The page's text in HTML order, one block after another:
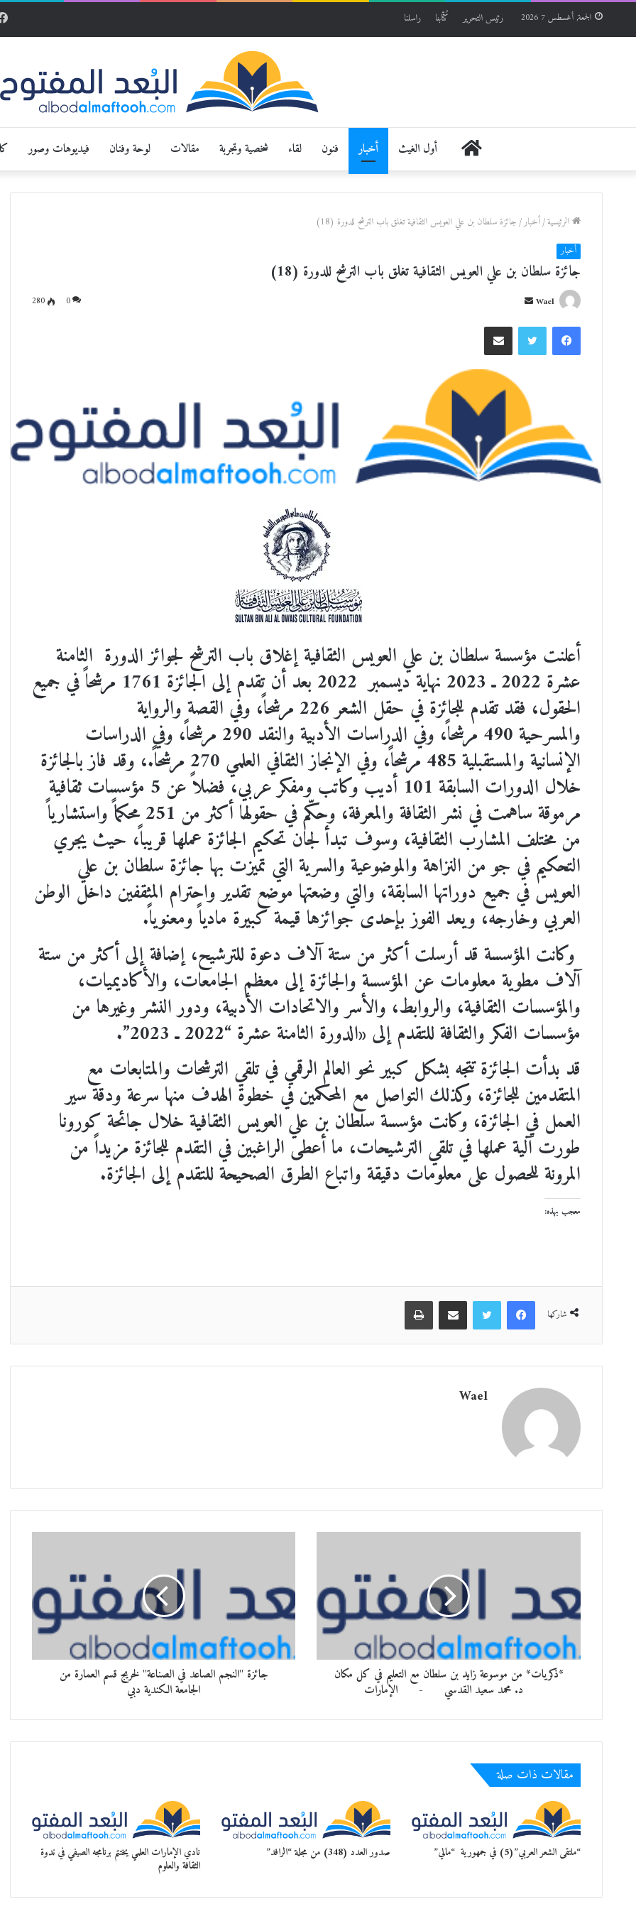
الجمعة, أغسطس 7 2026 رئيس التحرير كُتّابنا راسلنا
الرئيسيةأول الغيث أخبار فنون لقاء شخصية وتجربة مقالات لوحة وفنان فيديوهات وصور
الرئيسية/أخبار/جائزة سلطان بن علي العويس الثقافية تغلق باب الترشح للدورة (18)
أخبار
جائزة سلطان بن علي العويس الثقافية تغلق باب الترشح للدورة (18)
Wael
ل
ر
ا
إ
ل
0
280
فيسبوك
أعلنت مؤسسة سلطان بن علي العويس الثقافية إغلاق باب الترشح لجوائز الدورة الثامنة
عشرة 2022 ـ 2023 نهاية ديسمبر 2022 بعد أن تقدم إلى الجائزة 1761 مرشحاً في جميع
الحقول، فقد تقدم للجائزة في حقل الشعر226 مرشحاً، وفي القصة والرواية
والمسرحية490 مرشحاً، وفي الدراسات الأدبية والنقد 290 مرشحاً، وفي الدراسات
الإنسانية والمستقبلية485 مرشحاً، وفي الإنجاز الثقافي العلمي 270 مرشحاً.، وقد فاز بالجائزة
خلال الدورات السابقة 101 أديب وكاتب ومفكر عربي، فضلاً عن 5 مؤسسات ثقافية
مرموقة ساهمت في نشر الثقافة والمعرفة، وحكّم في حقولها أكثر من 251 محكماً واستشارياً
من مختلف المشارب الثقافية، وسوف تبدأ لجان تحكيم الجائزة عملها قريباً، حيث يجري
التحكيم في جو من النزاهة والموضوعية والسرية التي تميزت بها جائزة سلطان بن علي
العويس في جميع دوراتها السابقة، والتي وضعتها موضع تقدير واحترام المثقفين داخل الوطن
العربي وخارجه، ويعد الفوز بإحدى جوائزها قيمة كبيرة مادياً ومعنوياً.
وكانت المؤسسة قد أرسلت أكثر من ستة آلاف دعوة للترشيح، إضافة إلى أكثر من ستة
آلاف مطوية معلومات عن المؤسسة والجائزة إلى معظم الجامعات، والأكاديميات،
والمؤسسات الثقافية، والروابط، والأسر والاتحادات الأدبية، ودور النشر وغيرها من
مؤسسات الفكر والثقافة للتقدم إلى «الدورة الثامنة عشرة “2022 ـ 2023”.
قد بدأت الجائزة تتجه بشكل كبير نحو العالم الرقمي في تلقي الترشحات والمتابعات مع
المتقدمين للجائزة، وكذلك التواصل مع المحكمين في خطوة الهدف منها سرعة ودقة سير
العمل في الجائزة، وكانت مؤسسة سلطان بن علي العويس الثقافية خلال جائحة كورونا
طورت آلية عملها في تلقي الترشيحات، ما أعطى الراغبين في التقدم للجائزة مزيداً من
المرونة للحصول على معلومات دقيقة واتباع الطرق الصحيحة للتقدم إلى الجائزة.
معجب بهذه:
شاركها
فيسبوك
Wael
*ذكريات* من موسوعة زايد بن سلطان مع التعليم في كل مكان
د. محمد سعيد القدسي - الإمارات
جائزة "النجم الصاعد في الصناعة" لخريج قسم العمارة من
الجامعة الكندية دبي
مقالات ذات صلة
“ملتقى الشعر العربي”(5) في جمهورية “مالي” صدور العدد (348) من مجلة “الرافد” نادي الإمارات العلمي يختتم برنامجه الصيفي في ندوة
الثقافة والعلوم